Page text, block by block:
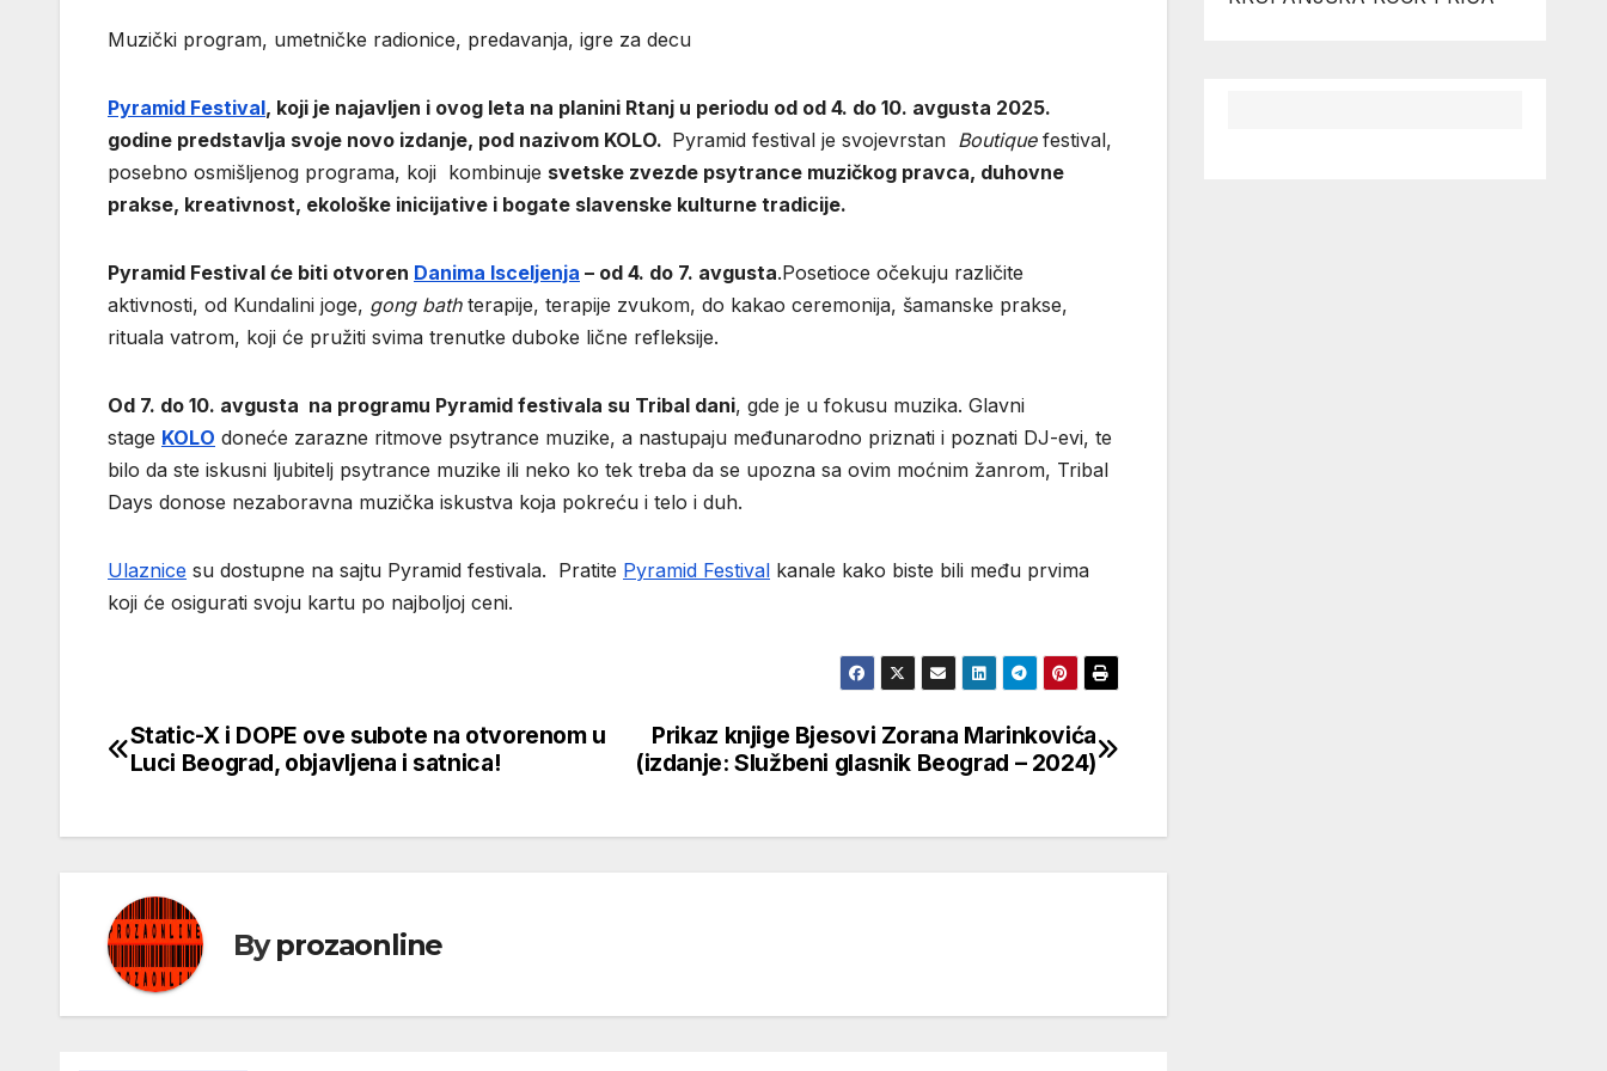
Muzički program, umetničke radionice, predavanja, igre za decu
Pyramid Festival, koji je najavljen i ovog leta na planini Rtanj u periodu od od 4. do 10. avgusta 2025.
godine predstavlja svoje novo izdanje, pod nazivom KOLO. Pyramid festival je svojevrstan Boutiquefestival,
posebno osmišljenog programa, koji kombinuje svetske zvezde psytrance muzičkog pravca, duhovne
prakse, kreativnost, ekološke inicijative i bogate slavenske kulturne tradicije.
Pyramid Festival će biti otvoren Danima Isceljenja – od 4. do 7. avgusta.Posetioce očekuju različite
aktivnosti, od Kundalini joge, gong bathterapije, terapije zvukom, do kakao ceremonija, šamanske prakse,
rituala vatrom, koji će pružiti svima trenutke duboke lične refleksije.
Od 7. do 10. avgusta na programu Pyramid festivala su Tribal dani, gde je u fokusu muzika. Glavni
stage KOLO doneće zarazne ritmove psytrance muzike, a nastupaju međunarodno priznati i poznati DJ-evi, te
bilo da ste iskusni ljubitelj psytrance muzike ili neko ko tek treba da se upozna sa ovim moćnim žanrom, Tribal
Days donose nezaboravna muzička iskustva koja pokreću i telo i duh.
Ulaznice su dostupne na sajtu Pyramid festivala. Pratite Pyramid Festival kanale kako biste bili među prvima
koji će osigurati svoju kartu po najboljoj ceni.
Кретање
Prikaz knjige Bjesovi Zorana Marinkovića
(izdanje: Službeni glasnik Beograd – 2024)
Static-X i DOPE ove subote na otvorenom u
Luci Beograd, objavljena i satnica!
Byprozaonline